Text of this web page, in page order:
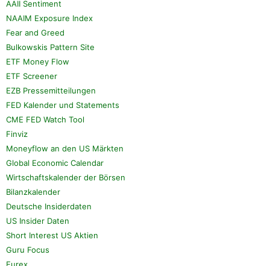
AAII Sentiment
NAAIM Exposure Index
Fear and Greed
Bulkowskis Pattern Site
ETF Money Flow
ETF Screener
EZB Pressemitteilungen
FED Kalender und Statements
CME FED Watch Tool
Finviz
Moneyflow an den US Märkten
Global Economic Calendar
Wirtschaftskalender der Börsen
Bilanzkalender
Deutsche Insiderdaten
US Insider Daten
Short Interest US Aktien
Guru Focus